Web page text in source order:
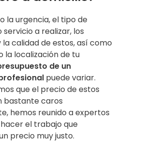
la urgencia, el tipo de
a realizar, los
calidad de estos, así como
la localización de tu
de un
puede variar.
que el precio de estos
bastante caros
hemos reunido a expertos
el trabajo que
precio muy justo.